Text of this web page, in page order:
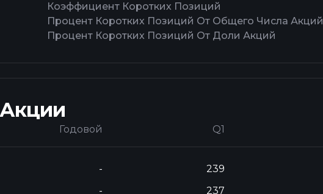
Коэффициент Коротких Позиций
Процент Коротких Позиций От Общего Числа Акций
Процент Коротких Позиций От Доли Акций
Годовой Q1
- 239
- 237